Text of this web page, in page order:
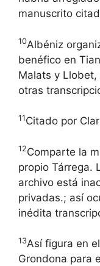
manuscrito
10Albéniz
benéfico en
Malats y Llobet,
otras
11Citado por
12Comparte la
propio Tárrega.
archivo está
privadas.; así
inédita
13Así figura en
Grondona para